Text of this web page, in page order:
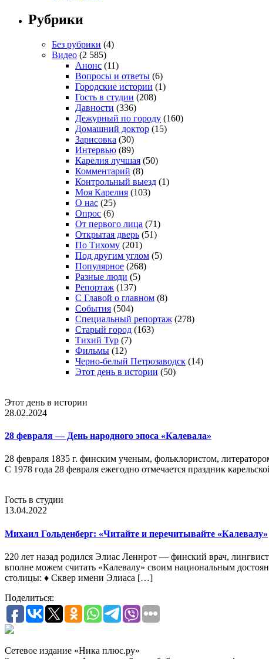
Рубрики
Без рубрики (4)
Видео (2 585)
Анонс (11)
Вопросы и ответы (6)
Городские истории (1)
Гость в студии (208)
Давности (336)
Дежурный по городу (160)
Домашний доктор (15)
Зарисовка (30)
Интервью (89)
Карелия лучшая (50)
Комментарий (8)
Контрольный выезд (1)
Моя Карелия (103)
О нас (25)
Опрос (6)
От первого лица (71)
Открытая дверь (51)
По Тихому (201)
Под другим углом (5)
Популярное (268)
Разные люди (5)
Репортаж (137)
С Главой о главном (8)
События (504)
Специальный репортаж (278)
Старый город (163)
Тихий Тур (7)
Фильмы (12)
Черно-белый Петрозаводск (14)
Этот день в истории (50)
Этот день в истории
28.02.2024
28 февраля — День народного эпоса «Калевала»
28 февраля 1835 г. финским ученым, фольклористом,
С 1978 года 28 февраля ежегодно отмечается праздник
Гость в студии
13.04.2022
Михаил Гольденберг: «Читайте и перечитывайте «Калевалу»
220 лет назад родился Элиас Леннрот — финский врач,
вполне можем считать «Калевалу» своим национальным
столицы: ♦ Сквер имени Элиаса […]
Поделиться:
Сетевое издание «Ника плюс.ру»